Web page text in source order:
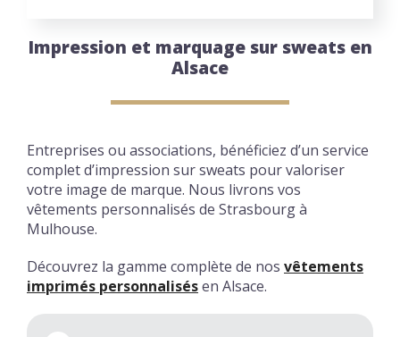
Impression et marquage sur sweats en
Alsace
Entreprises ou associations, bénéficiez d’un service
complet d’impression sur sweats pour valoriser
votre image de marque. Nous livrons vos
vêtements personnalisés de Strasbourg à
Mulhouse.
Découvrez la gamme complète de nos vêtements
imprimés personnalisésen Alsace.